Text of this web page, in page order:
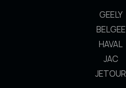
GEELY
BELGEE
HAVAL
JAC
JETOUR